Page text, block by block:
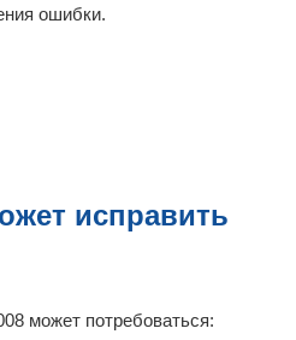
ошибки.
исправить
может потребоваться: